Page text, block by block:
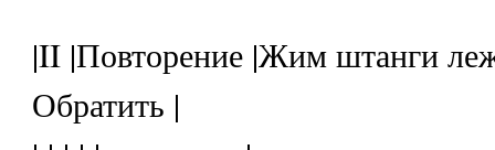
|II |Повторение |Жим штанги
Обратить |